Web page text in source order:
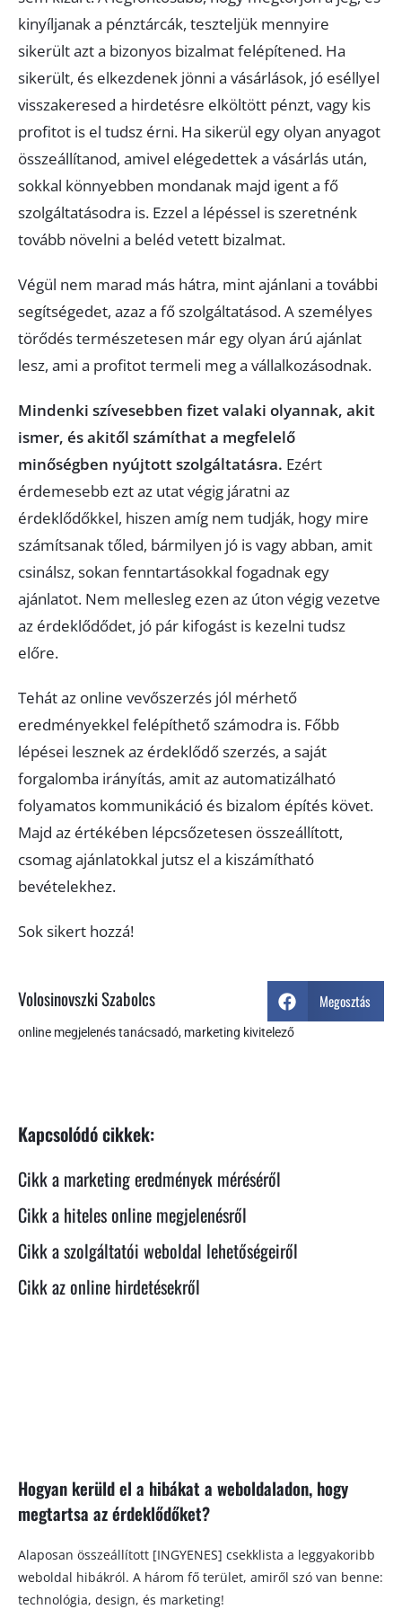
kinyíljanak a pénztárcák, teszteljük mennyire
sikerült azt a bizonyos bizalmat felépítened. Ha
sikerült, és elkezdenek jönni a vásárlások, jó eséllyel
visszakeresed a hirdetésre elköltött pénzt, vagy kis
profitot is el tudsz érni. Ha sikerül egy olyan anyagot
összeállítanod, amivel elégedettek a vásárlás után,
sokkal könnyebben mondanak majd igent a fő
szolgáltatásodra is. Ezzel a lépéssel is szeretnénk
tovább növelni a beléd vetett bizalmat.
Végül nem marad más hátra, mint ajánlani a további
segítségedet, azaz a fő szolgáltatásod. A személyes
törődés természetesen már egy olyan árú ajánlat
lesz, ami a profitot termeli meg a vállalkozásodnak.
Mindenki szívesebben fizet valaki olyannak, akit
ismer, és akitől számíthat a megfelelő
minőségben nyújtott szolgáltatásra. Ezért
érdemesebb ezt az utat végig járatni az
érdeklődőkkel, hiszen amíg nem tudják, hogy mire
számítsanak tőled, bármilyen jó is vagy abban, amit
csinálsz, sokan fenntartásokkal fogadnak egy
ajánlatot. Nem mellesleg ezen az úton végig vezetve
az érdeklődődet, jó pár kifogást is kezelni tudsz
előre.
Tehát az online vevőszerzés jól mérhető
eredményekkel felépíthető számodra is. Főbb
lépései lesznek az érdeklődő szerzés, a saját
forgalomba irányítás, amit az automatizálható
folyamatos kommunikáció és bizalom építés követ.
Majd az értékében lépcsőzetesen összeállított,
csomag ajánlatokkal jutsz el a kiszámítható
bevételekhez.
Sok sikert hozzá!
Volosinovszki Szabolcs Megosztás
online megjelenés tanácsadó, marketing kivitelező
Kapcsolódó cikkek:
Cikk a marketing eredmények méréséről
Cikk a hiteles online megjelenésről
Cikk a szolgáltatói weboldal lehetőségeiről
Cikk az online hirdetésekről
Hogyan kerüld el a hibákat a weboldaladon, hogy
megtartsa az érdeklődőket?
Alaposan összeállított [INGYENES] csekklista a leggyakoribb
weboldal hibákról. A három fő terület, amiről szó van benne:
technológia, design, és marketing!